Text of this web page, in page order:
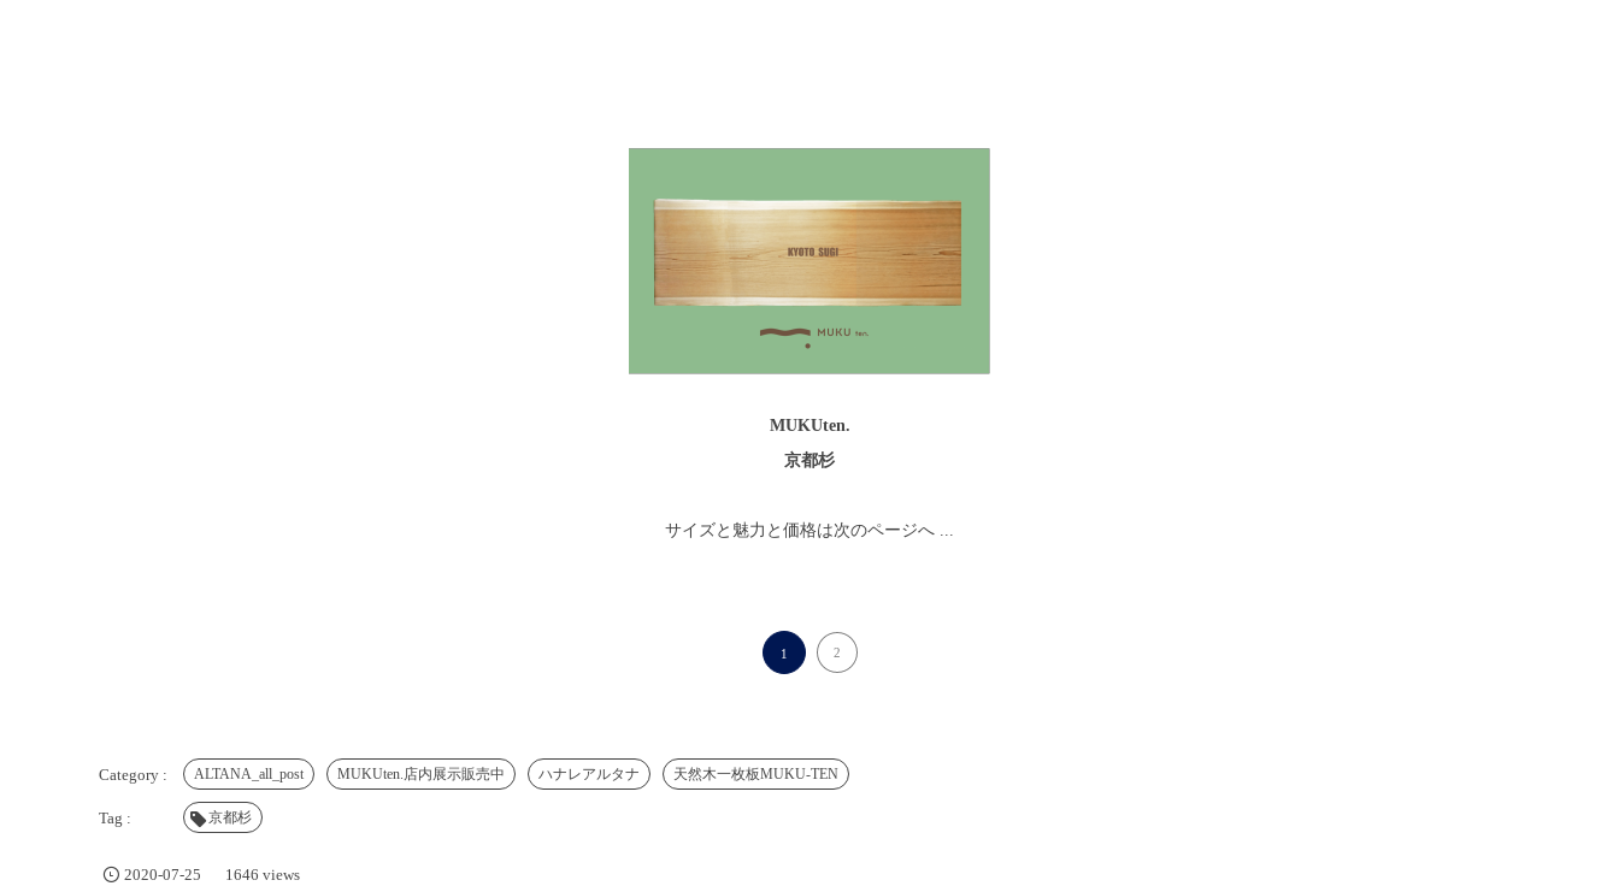
MUKUten.
京都杉
サイズと魅力と価格は次のページへ ...
1 2
ALTANA_all_post MUKUten.店内展示販売中 ハナレアルタナ 天然木一枚板MUKU-TEN
京都杉
2020-07-25 1646 views